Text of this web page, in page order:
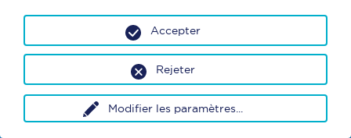
Modifier les paramètres
Rejeter
Accepter